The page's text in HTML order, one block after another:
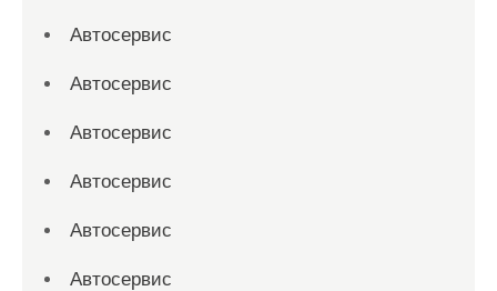
Автосервис
Автосервис
Автосервис
Автосервис
Автосервис
Автосервис